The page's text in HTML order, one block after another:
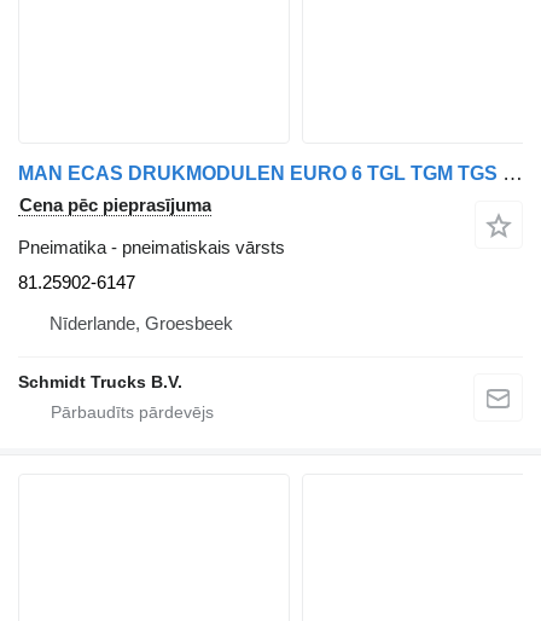
MAN ECAS DRUKMODULEN EURO 6 TGL TGM TGS TGX 81.25902-6147 pneimatiskais vārsts paredzēts kravas automašīnas
Cena pēc pieprasījuma
Pneimatika - pneimatiskais vārsts
81.25902-6147
Nīderlande, Groesbeek
Schmidt Trucks B.V.